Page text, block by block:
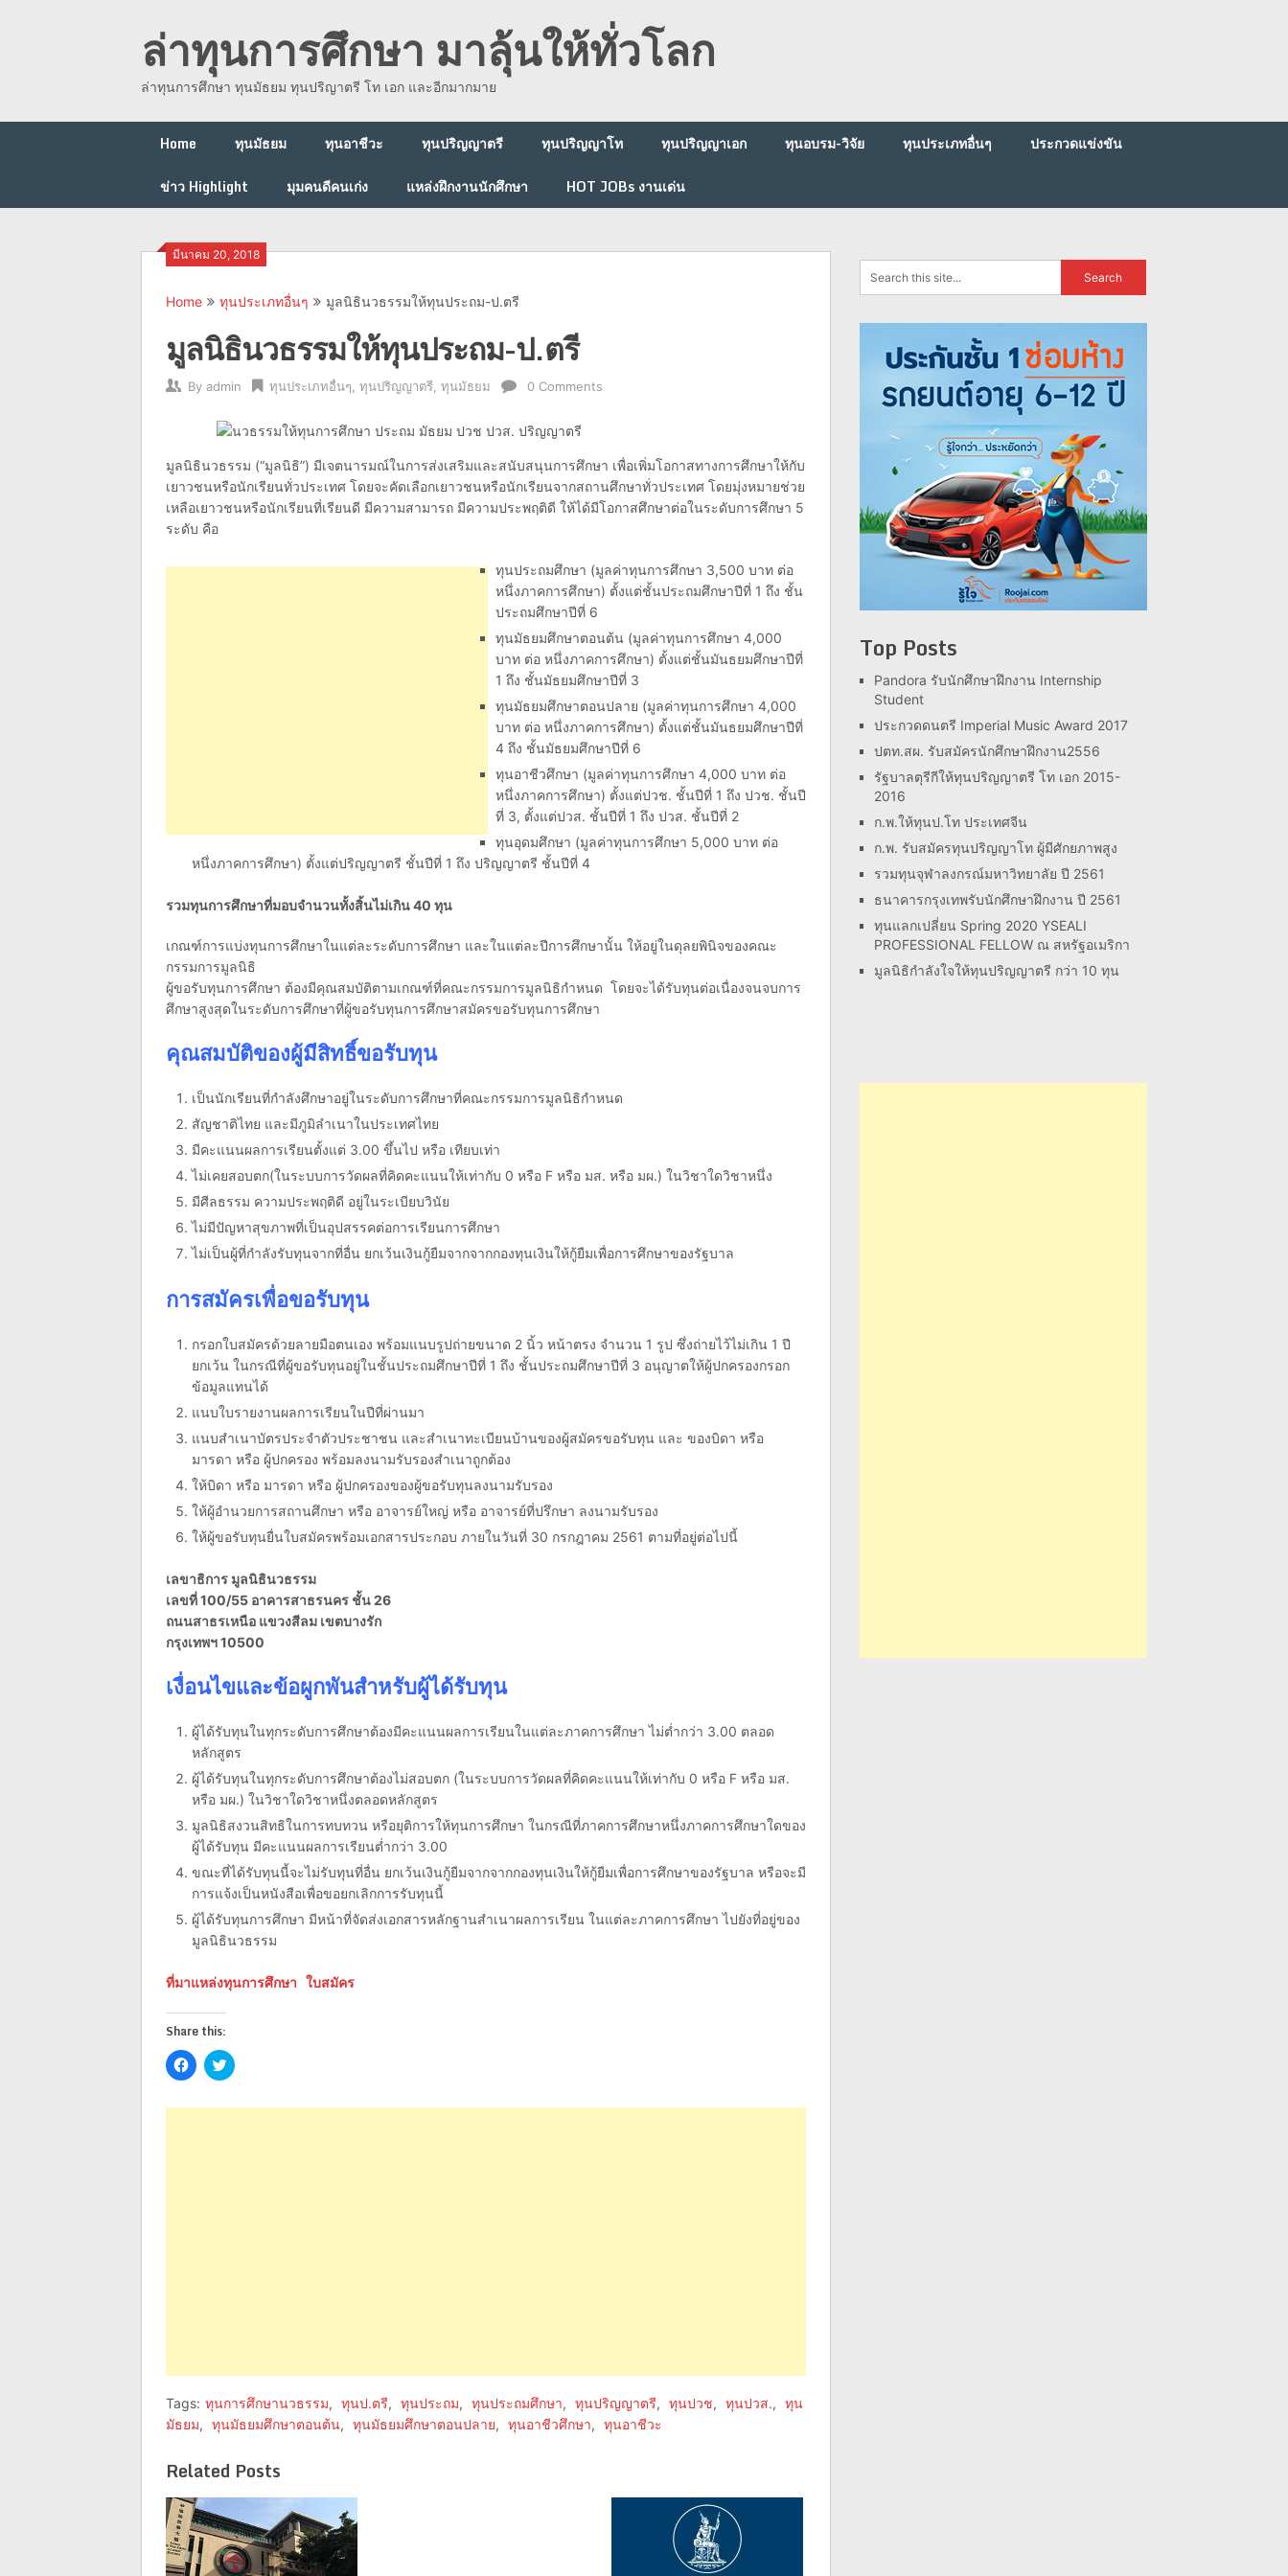
ล่าทุนการศึกษา มาลุ้นให้ทั่วโลก
ล่าทุนการศึกษา ทุนมัธยม ทุนปริญาตรี โท เอก และอีกมากมาย
Home ทุนมัธยม ทุนอาชีวะ ทุนปริญญาตรี ทุนปริญญาโท ทุนปริญญาเอก ทุนอบรม-วิจัย ทุนประเภทอื่นๆ
ประกวดแข่งขัน
ข่าว Highlight
มุมคนดีคนเก่ง แหล่งฝึกงานนักศึกษา HOT JOBs งานเด่น
มีนาคม 20, 2018
Home ทุนประเภทอื่นๆ มูลนิธินวธรรมให้ทุนประถม-ป.ตรี
มูลนิธินวธรรมให้ทุนประถม-ป.ตรี
By admin ทุนประเภทอื่นๆ ทุนปริญญาตรี ทุนมัธยม 0 Comments
มูลนิธินวธรรม (“มูลนิธิ”) มีเจตนารมณ์ในการส่งเสริมและสนับสนุนการศึกษา เพื่อเพิ่มโอกาสทางการศึกษาให้กับ
เยาวชนหรือนักเรียนทั่วประเทศ โดยจะคัดเลือกเยาวชนหรือนักเรียนจากสถานศึกษาทั่วประเทศ โดยมุ่งหมายช่วย
เหลือเยาวชนหรือนักเรียนที่เรียนดี มีความสามารถ มีความประพฤติดี ให้ได้มีโอกาสศึกษาต่อในระดับการศึกษา 5
ระดับ คือ
ทุนประถมศึกษา (มูลค่าทุนการศึกษา 3,500 บาท ต่อ
หนึ่งภาคการศึกษา) ตั้งแต่ชั้นประถมศึกษาปีที่ 1 ถึง ชั้น
ประถมศึกษาปีที่ 6
ทุนมัธยมศึกษาตอนต้น (มูลค่าทุนการศึกษา 4,000
บาท ต่อ หนึ่งภาคการศึกษา) ตั้งแต่ชั้นมันธยมศึกษาปีที่
1 ถึง ชั้นมัธยมศึกษาปีที่ 3
ทุนมัธยมศึกษาตอนปลาย (มูลค่าทุนการศึกษา 4,000
บาท ต่อ หนึ่งภาคการศึกษา) ตั้งแต่ชั้นมันธยมศึกษาปีที่
4 ถึง ชั้นมัธยมศึกษาปีที่ 6
ทุนอาชีวศึกษา (มูลค่าทุนการศึกษา 4,000 บาท ต่อ
หนึ่งภาคการศึกษา) ตั้งแต่ปวช. ชั้นปีที่ 1 ถึง ปวช. ชั้นปี
ที่ 3, ตั้งแต่ปวส. ชั้นปีที่ 1 ถึง ปวส. ชั้นปีที่ 2
ทุนอุดมศึกษา (มูลค่าทุนการศึกษา 5,000 บาท ต่อ
หนึ่งภาคการศึกษา) ตั้งแต่ปริญญาตรี ชั้นปีที่ 1 ถึง ปริญญาตรี ชั้นปีที่ 4
รวมทุนการศึกษาที่มอบจำนวนทั้งสิ้นไม่เกิน 40 ทุน
เกณฑ์การแบ่งทุนการศึกษาในแต่ละระดับการศึกษา และในแต่ละปีการศึกษานั้น ให้อยู่ในดุลยพินิจของคณะ
กรรมการมูลนิธิ
ผู้ขอรับทุนการศึกษา ต้องมีคุณสมบัติตามเกณฑ์ที่คณะกรรมการมูลนิธิกำหนด โดยจะได้รับทุนต่อเนื่องจนจบการ
ศึกษาสูงสุดในระดับการศึกษาที่ผู้ขอรับทุนการศึกษาสมัครขอรับทุนการศึกษา
คุณสมบัติของผู้มีสิทธิ์ขอรับทุน
เป็นนักเรียนที่กำลังศึกษาอยู่ในระดับการศึกษาที่คณะกรรมการมูลนิธิกำหนด
สัญชาติไทย และมีภูมิลำเนาในประเทศไทย
มีคะแนนผลการเรียนตั้งแต่ 3.00 ขึ้นไป หรือ เทียบเท่า
ไม่เคยสอบตก(ในระบบการวัดผลที่คิดคะแนนให้เท่ากับ 0 หรือ F หรือ มส. หรือ มผ.) ในวิชาใดวิชาหนึ่ง
มีศีลธรรม ความประพฤติดี อยู่ในระเบียบวินัย
ไม่มีปัญหาสุขภาพที่เป็นอุปสรรคต่อการเรียนการศึกษา
ไม่เป็นผู้ที่กำลังรับทุนจากที่อื่น ยกเว้นเงินกู้ยืมจากจากกองทุนเงินให้กู้ยืมเพื่อการศึกษาของรัฐบาล
การสมัครเพื่อขอรับทุน
กรอกใบสมัครด้วยลายมือตนเอง พร้อมแนบรูปถ่ายขนาด 2 นิ้ว หน้าตรง จำนวน 1 รูป ซึ่งถ่ายไว้ไม่เกิน 1 ปี
ยกเว้น ในกรณีที่ผู้ขอรับทุนอยู่ในชั้นประถมศึกษาปีที่ 1 ถึง ชั้นประถมศึกษาปีที่ 3 อนุญาตให้ผู้ปกครองกรอก
ข้อมูลแทนได้
แนบใบรายงานผลการเรียนในปีที่ผ่านมา
แนบสำเนาบัตรประจำตัวประชาชน และสำเนาทะเบียนบ้านของผู้สมัครขอรับทุน และ ของบิดา หรือ
มารดา หรือ ผู้ปกครอง พร้อมลงนามรับรองสำเนาถูกต้อง
ให้บิดา หรือ มารดา หรือ ผู้ปกครองของผู้ขอรับทุนลงนามรับรอง
ให้ผู้อำนวยการสถานศึกษา หรือ อาจารย์ใหญ่ หรือ อาจารย์ที่ปรึกษา ลงนามรับรอง
ให้ผู้ขอรับทุนยื่นใบสมัครพร้อมเอกสารประกอบ ภายในวันที่ 30 กรกฎาคม 2561 ตามที่อยู่ต่อไปนี้
เลขาธิการ มูลนิธินวธรรม
เลขที่ 100/55 อาคารสาธรนคร ชั้น 26
ถนนสาธรเหนือ แขวงสีลม เขตบางรัก
กรุงเทพฯ 10500
เงื่อนไขและข้อผูกพันสำหรับผู้ได้รับทุน
ผู้ได้รับทุนในทุกระดับการศึกษาต้องมีคะแนนผลการเรียนในแต่ละภาคการศึกษา ไม่ต่ำกว่า 3.00 ตลอด
หลักสูตร
ผู้ได้รับทุนในทุกระดับการศึกษาต้องไม่สอบตก (ในระบบการวัดผลที่คิดคะแนนให้เท่ากับ 0 หรือ F หรือ มส.
หรือ มผ.) ในวิชาใดวิชาหนึ่งตลอดหลักสูตร
มูลนิธิสงวนสิทธิในการทบทวน หรือยุติการให้ทุนการศึกษา ในกรณีที่ภาคการศึกษาหนึ่งภาคการศึกษาใดของ
ผู้ได้รับทุน มีคะแนนผลการเรียนต่ำกว่า 3.00
ขณะที่ได้รับทุนนี้จะไม่รับทุนที่อื่น ยกเว้นเงินกู้ยืมจากจากกองทุนเงินให้กู้ยืมเพื่อการศึกษาของรัฐบาล หรือจะมี
การแจ้งเป็นหนังสือเพื่อขอยกเลิกการรับทุนนี้
ผู้ได้รับทุนการศึกษา มีหน้าที่จัดส่งเอกสารหลักฐานสำเนาผลการเรียน ในแต่ละภาคการศึกษา ไปยังที่อยู่ของ
มูลนิธินวธรรม
ที่มาแหล่งทุนการศึกษา ใบสมัคร
Share this:
Click
to
Facebook
Click
to
Twitter
Tags: ทุนการศึกษานวธรรม, ทุนป.ตรี, ทุนประถม, ทุนประถมศึกษา, ทุนปริญญาตรี, ทุนปวช, ทุนปวส., ทุน
มัธยม, ทุนมัธยมศึกษาตอนต้น, ทุนมัธยมศึกษาตอนปลาย, ทุนอาชีวศึกษา, ทุนอาชีวะ
Related Posts
Top Posts
Pandora รับนักศึกษาฝึกงาน Internship
Student
ประกวดดนตรี Imperial Music Award 2017
ปตท.สผ. รับสมัครนักศึกษาฝึกงาน2556
รัฐบาลตุรีกีให้ทุนปริญญาตรี โท เอก 2015-
2016
ก.พ.ให้ทุนป.โท ประเทศจีน
ก.พ. รับสมัครทุนปริญญาโท ผู้มีศักยภาพสูง
รวมทุนจุฬาลงกรณ์มหาวิทยาลัย ปี 2561
ธนาคารกรุงเทพรับนักศึกษาฝึกงาน ปี 2561
ทุนแลกเปลี่ยน Spring 2020 YSEALI
PROFESSIONAL FELLOW ณ สหรัฐอเมริกา
มูลนิธิกำลังใจให้ทุนปริญญาตรี กว่า 10 ทุน